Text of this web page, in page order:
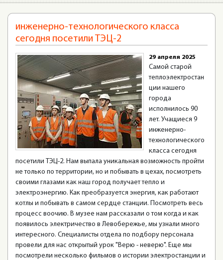
инженерно-технологического класса
сегодня посетили ТЭЦ-2
29 апреля 2025
Самой старой
теплоэлектростан
ции нашего
города
исполнилось 90
лет. Учащиеся 9
инженерно-
технологического
класса сегодня
посетили ТЭЦ-2. Нам выпала уникальная возможность пройти
не только по территории, но и побывать в цехах, посмотреть
своими глазами как наш город получает тепло и
электроэнергию. Как преобразуется энергия, как работают
котлы и побывать в самом сердце станции. Посмотреть весь
процесс воочию. В музее нам рассказали о том когда и как
появилось электричество в Левобережье, мы узнали много
интересного. Специалисты отдела по подбору персонала
провели для нас открытый урок "Верю - неверю". Еще мы
посмотрели несколько фильмов о истории электростанции и